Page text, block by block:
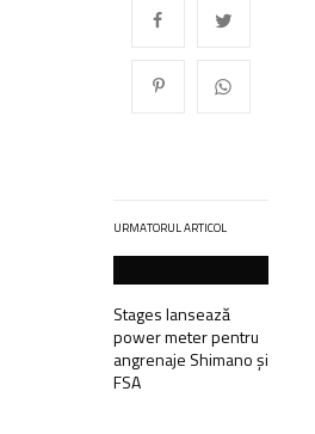
URMATORUL ARTICOL
Stages lansează
power meter pentru
angrenaje Shimano și
FSA